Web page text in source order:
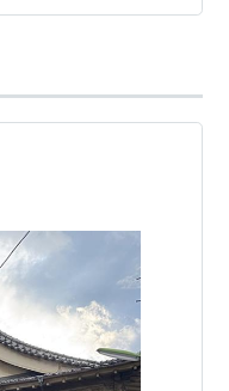
スにフロントがあ
島区のゆラックスと
屋根が乗った檜風呂